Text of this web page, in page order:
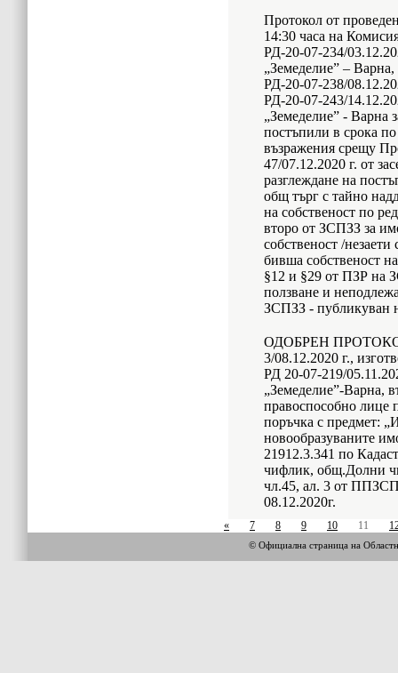
Протокол от
14:30 часа на
РД-20-07-234/
„Земеделие” –
РД-20-07-238/
РД-20-07-243/
„Земеделие” - Варна
постъпили в срока
възражения срещу
47/07.12.2020 г. от
разглеждане на
общ търг с тайно
на собственост по
второ от ЗСПЗЗ за
собственост /
бивша собственост
§12 и §29 от ПЗР на
ползване и
ЗСПЗЗ - публикуван
ОДОБРЕН
3/08.12.2020 г.,
РД 20-07-219/
„Земеделие”-Варна,
правоспособно лице
поръчка с предмет:
новообразуваните
21912.3.341 по
чифлик, общ.Долни
чл.45, ал. 3 от
08.12.2020г.
« 7 8 9 10 11
© Официална страница на